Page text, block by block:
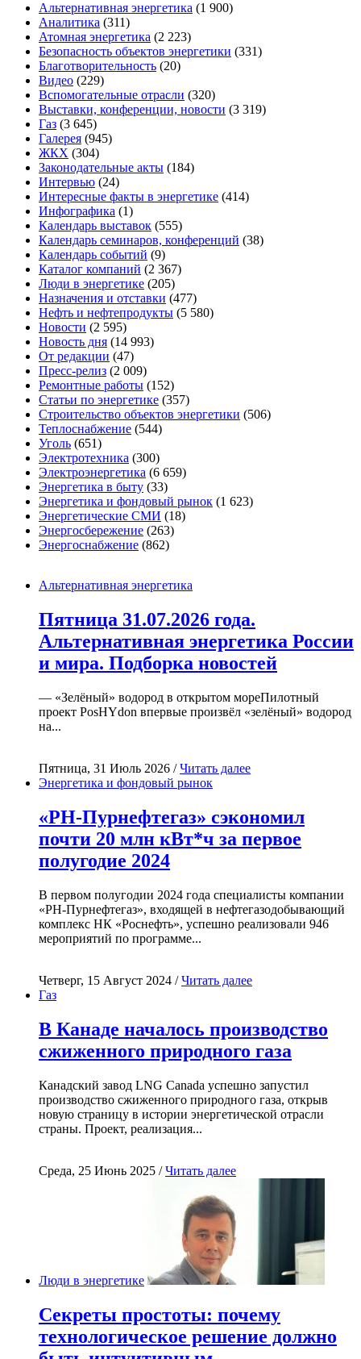
Альтернативная энергетика (1 900)
Аналитика (311)
Атомная энергетика (2 223)
Безопасность объектов энергетики (331)
Благотворительность (20)
Видео (229)
Вспомогательные отрасли (320)
Выставки, конференции, новости (3 319)
Газ (3 645)
Галерея (945)
ЖКХ (304)
Законодательные акты (184)
Интервью (24)
Интересные факты в энергетике (414)
Инфографика (1)
Календарь выставок (555)
Календарь семинаров, конференций (38)
Календарь событий (9)
Каталог компаний (2 367)
Люди в энергетике (205)
Назначения и отставки (477)
Нефть и нефтепродукты (5 580)
Новости (2 595)
Новость дня (14 993)
От редакции (47)
Пресс-релиз (2 009)
Ремонтные работы (152)
Статьи по энергетике (357)
Строительство объектов энергетики (506)
Теплоснабжение (544)
Уголь (651)
Электротехника (300)
Электроэнергетика (6 659)
Энергетика в быту (33)
Энергетика и фондовый рынок (1 623)
Энергетические СМИ (18)
Энергосбережение (263)
Энергоснабжение (862)
Альтернативная энергетика
Пятница 31.07.2026 года.
Альтернативная энергетика России
и мира. Подборка новостей
— «Зелёный» водород в открытом мореПилотный
проект PosHYdon впервые произвёл «зелёный» водород
на...
Пятница, 31 Июль 2026 /Читать далее
Энергетика и фондовый рынок
«РН-Пурнефтегаз» сэкономил
почти 20 млн кВт*ч за первое
полугодие 2024
В первом полугодии 2024 года специалисты компании
«РН-Пурнефтегаз», входящей в нефтегазодобывающий
комплекс НК «Роснефть», успешно реализовали 946
мероприятий по программе...
Четверг, 15 Август 2024 /Читать далее
Газ
В Канаде началось производство
сжиженного природного газа
Канадский завод LNG Canada успешно запустил
производство сжиженного природного газа, открыв
новую страницу в истории энергетической отрасли
страны. Проект, реализация...
Среда, 25 Июнь 2025 /Читать далее
Люди в энергетике
Секреты простоты: почему
технологическое решение должно